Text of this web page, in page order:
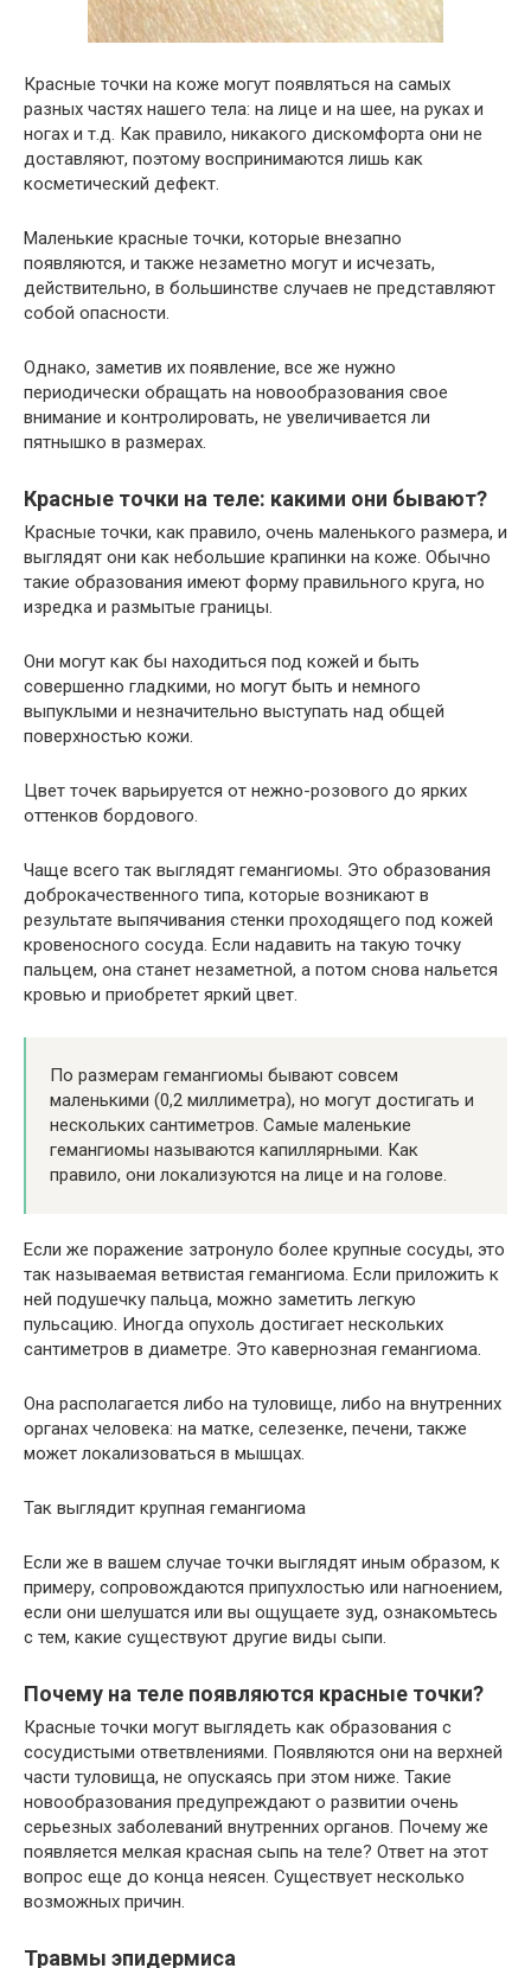
Красные точки на коже могут появляться на самых
разных частях нашего тела: на лице и на шее, на руках и
ногах и т.д. Как правило, никакого дискомфорта они не
доставляют, поэтому воспринимаются лишь как
косметический дефект.
Маленькие красные точки, которые внезапно
появляются, и также незаметно могут и исчезать,
действительно, в большинстве случаев не представляют
собой опасности.
Однако, заметив их появление, все же нужно
периодически обращать на новообразования свое
внимание и контролировать, не увеличивается ли
пятнышко в размерах.
Красные точки на теле: какими они бывают?
Красные точки, как правило, очень маленького размера, и
выглядят они как небольшие крапинки на коже. Обычно
такие образования имеют форму правильного круга, но
изредка и размытые границы.
Они могут как бы находиться под кожей и быть
совершенно гладкими, но могут быть и немного
выпуклыми и незначительно выступать над общей
поверхностью кожи.
Цвет точек варьируется от нежно-розового до ярких
оттенков бордового.
Чаще всего так выглядят гемангиомы. Это образования
доброкачественного типа, которые возникают в
результате выпячивания стенки проходящего под кожей
кровеносного сосуда. Если надавить на такую точку
пальцем, она станет незаметной, а потом снова нальется
кровью и приобретет яркий цвет.
По размерам гемангиомы бывают совсем
маленькими (0,2 миллиметра), но могут достигать и
нескольких сантиметров. Самые маленькие
гемангиомы называются капиллярными. Как
правило, они локализуются на лице и на голове.
Если же поражение затронуло более крупные сосуды, это
так называемая ветвистая гемангиома. Если приложить к
ней подушечку пальца, можно заметить легкую
пульсацию. Иногда опухоль достигает нескольких
сантиметров в диаметре. Это кавернозная гемангиома.
Она располагается либо на туловище, либо на внутренних
органах человека: на матке, селезенке, печени, также
может локализоваться в мышцах.
Так выглядит крупная гемангиома
Если же в вашем случае точки выглядят иным образом, к
примеру, сопровождаются припухлостью или нагноением,
если они шелушатся или вы ощущаете зуд, ознакомьтесь
с тем, какие существуют другие виды сыпи.
Почему на теле появляются красные точки?
Красные точки могут выглядеть как образования с
сосудистыми ответвлениями. Появляются они на верхней
части туловища, не опускаясь при этом ниже. Такие
новообразования предупреждают о развитии очень
серьезных заболеваний внутренних органов. Почему же
появляется мелкая красная сыпь на теле? Ответ на этот
вопрос еще до конца неясен. Существует несколько
возможных причин.
Травмы эпидермиса